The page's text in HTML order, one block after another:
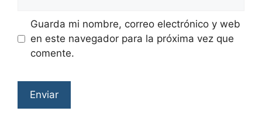
Guarda mi nombre, correo electrónico y web
en este navegador para la próxima vez que
comente.